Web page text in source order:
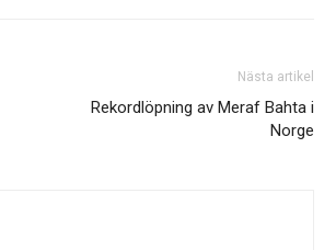
Nästa artikel
Rekordlöpning av Meraf Bahta i
Norge